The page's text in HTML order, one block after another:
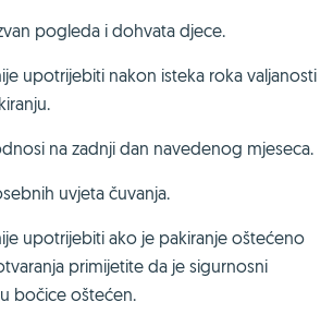
pogleda i dohvata djece.
upotrijebiti nakon isteka roka valjanosti
na zadnji dan navedenog mjeseca.
uvjeta čuvanja.
upotrijebiti ako je pakiranje oštećeno
primijetite da je sigurnosni
bočice oštećen.